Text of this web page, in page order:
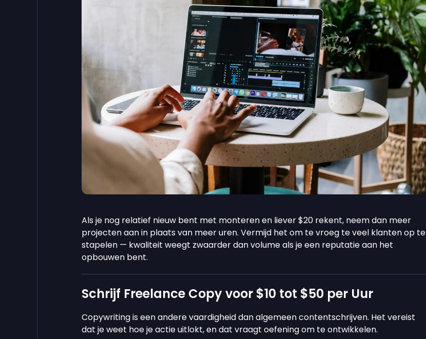
Als je nog relatief nieuw bent met monteren en liever $20 rekent, neem dan meer
projecten aan in plaats van meer uren. Vermijd het om te vroeg te veel klanten op te
stapelen — kwaliteit weegt zwaarder dan volume als je een reputatie aan het
opbouwen bent.
Schrijf Freelance Copy voor $10 tot $50 per Uur
Copywriting is een andere vaardigheid dan algemeen contentschrijven. Het vereist
dat je weet hoe je actie uitlokt, en dat vraagt oefening om te ontwikkelen.